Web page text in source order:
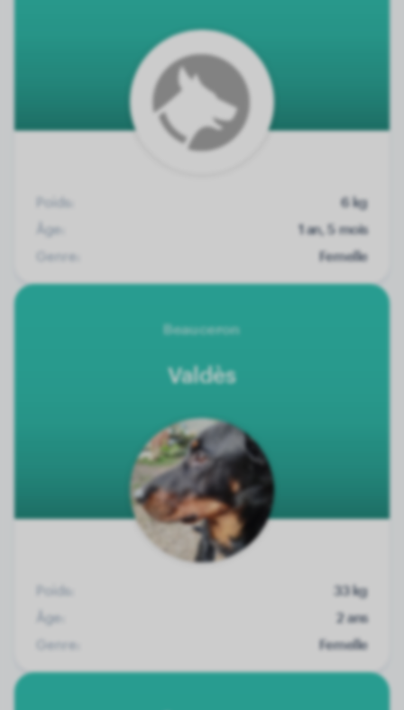
Poids:
6 kg
Âge:
1 an, 5 mois
Genre:
Femelle
Beauceron
Valdès
Poids:
33 kg
Âge:
2 ans
Genre:
Femelle